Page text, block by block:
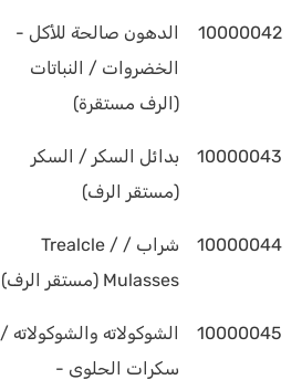
10000042
الدهون صالحة للأكل -
الخضروات / النباتات
(الرف مستقرة)
10000043
بدائل السكر / السكر
(مستقر الرف)
10000044
شراب / Trealcle /
Mulasses (مستقر الرف)
10000045
الشوكولاته والشوكولاته /
سكرات الحلوى -